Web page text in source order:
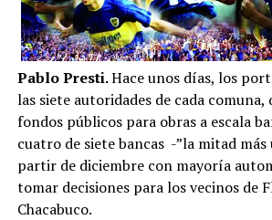
PabloPresti.Hace unos días, los
las siete autoridades de cada
fondos públicos para obras a escala
cuatro de siete bancas -”la mitad más
partir de diciembre con mayoría
tomar decisiones para los vecinos de
Chacabuco.